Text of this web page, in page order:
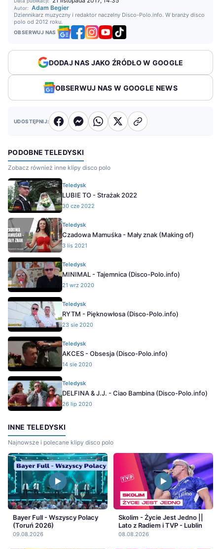
Autor: Adam Begier
Dziennikarz muzyczny i redaktor naczelny Disco-Polo.info. W branży disco
polo od 2012 roku.
OBSERWUJ NAS
DODAJ NAS JAKO ŹRÓDŁO W GOOGLE
OBSERWUJ NAS W GOOGLE NEWS
UDOSTĘPNIJ:
PODOBNE TELEDYSKI
Zobacz również inne klipy disco polo
Teledysk
LUBIE TO - Strażak 2022
30 cze 2022
Teledysk
Czadowa Mamuśka - Mały znak (Making of)
3 lis 2021
Teledysk
MINIMAL - Tajemnica (Disco-Polo.info)
21 wrz 2020
Teledysk
RYTM - Pięknowłosa (Disco-Polo.info)
23 sie 2020
Teledysk
AKCES - Obsesja (Disco-Polo.info)
14 sie 2020
Teledysk
DELFINA & J.J. - Ciao Bambina (Disco-Polo.info)
26 lip 2020
INNE TELEDYSKI
Najnowsze i polecane klipy disco polo
Bayer Full - Wszyscy Polacy
(Toruń 2026)
09.08.2026
Skolim - Życie Jest Jedno ||
Lato z Radiem i TVP - Lublin
08.08.2026